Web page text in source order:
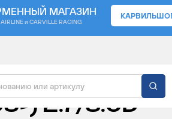
МАГАЗИН
и CARVILLE RACING
LAND
) 2.7/3.0D